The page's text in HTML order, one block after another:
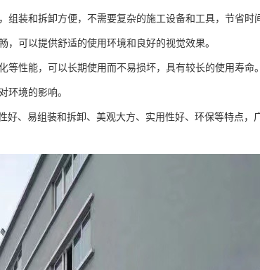
装和拆卸方便，不需要复杂的施工设备和工具，节省时
可以提供舒适的使用环境和良好的视觉效果。
性能，可以长期使用而不易损坏，具有较长的使用寿命。
环境的影响。
好、易组装和拆卸、美观大方、实用性好、环保等特点，